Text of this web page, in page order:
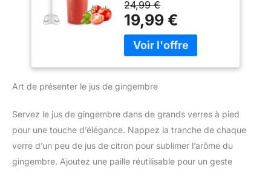
mélange lisse et
homogène, avec moins
d’éclaboussures et un
mixage plus rapide
Accessoire polyvalent
inclus : Le mixeur est
livré avec un gobelet
pratique pour mesurer et
ingrédients, simplifiant la
préparation des repas
Contenu de la livraison :
Mixeur plongeant
de 350 W et d'une seule
vitesse pour des
résultats parfaits sans
effort, tout cela en
ECLABOUSSURES : Le
évite les éclaboussures
et les dégâts, pour une
plus agréable DESIGN
CONFORTABLE : Une
24,99 €
19,99 €
Art de présenter le jus de gingembre
Servez le jus de gingembre dans de grands verres à pied
pour une touche d’élégance. Nappez la tranche de chaque
verre d’un peu de jus de citron pour sublimer l’arôme du
gingembre. Ajoutez une paille réutilisable pour un geste